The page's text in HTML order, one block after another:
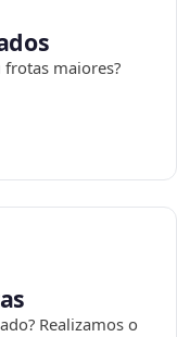
maiores?
Realizamos o